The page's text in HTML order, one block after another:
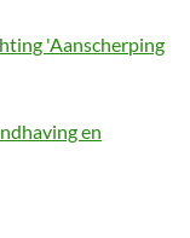
'Aanscherping
en